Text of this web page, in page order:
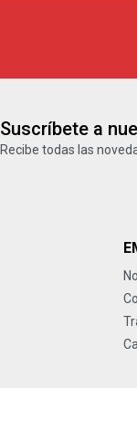
Suscríbete a
Recibe todas las